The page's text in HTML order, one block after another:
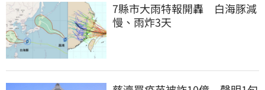
7縣市大雨特報開轟　白海豚減
慢、雨炸3天